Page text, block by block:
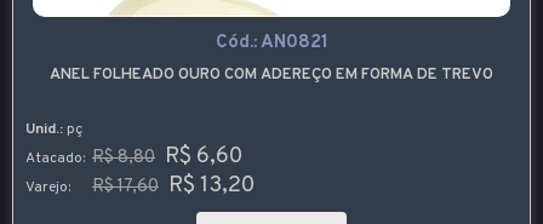
Cód.:AN0821
ANEL FOLHEADO OURO COM ADEREÇO EM FORMA DE TREVO
Unid.: pç
Atacado: R$ 8,80 R$ 6,60
Varejo: R$ 17,60 R$ 13,20